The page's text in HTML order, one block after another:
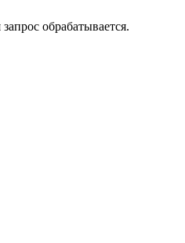
обрабатывается.